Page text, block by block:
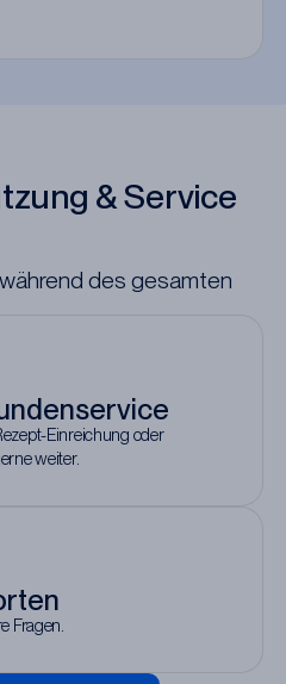
& Service
des gesamten
Einreichung oder
weiter.
Fragen.